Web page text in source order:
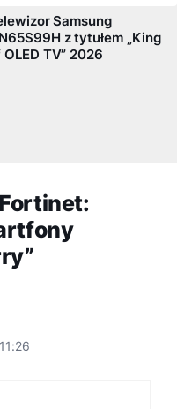
Samsung
z tytułem „King
OLED TV” 2026